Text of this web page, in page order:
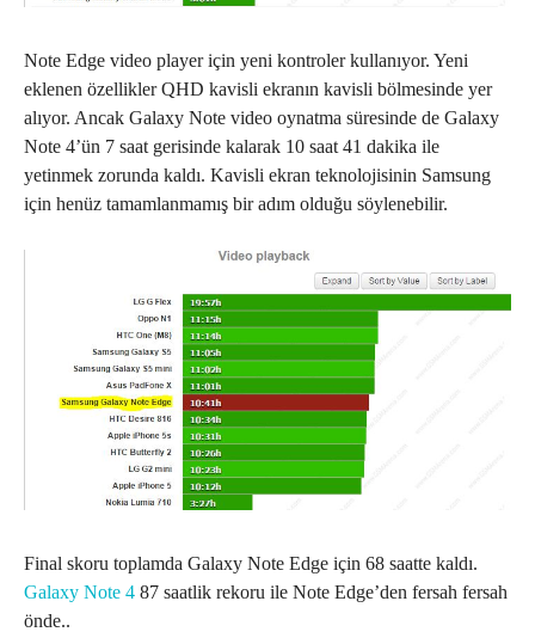
Note Edge video player için yeni kontroler kullanıyor. Yeni
eklenen özellikler QHD kavisli ekranın kavisli bölmesinde yer
alıyor. Ancak Galaxy Note video oynatma süresinde de Galaxy
Note 4’ün 7 saat gerisinde kalarak 10 saat 41 dakika ile
yetinmek zorunda kaldı. Kavisli ekran teknolojisinin Samsung
için henüz tamamlanmamış bir adım olduğu söylenebilir.
Final skoru toplamda Galaxy Note Edge için 68 saatte kaldı.
Galaxy Note 4 87 saatlik rekoru ile Note Edge’den fersah fersah
önde..